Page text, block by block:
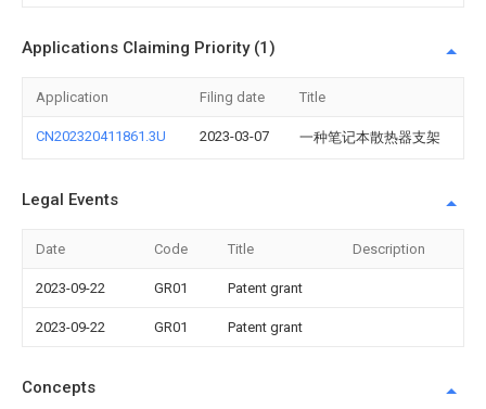
Applications Claiming Priority (1)
Application Filing date Title
CN202320411861.3U 2023-03-07 一种笔记本散热器支架
Legal Events
Date Code Title Description
2023-09-22 GR01 Patent grant
2023-09-22 GR01 Patent grant
Concepts